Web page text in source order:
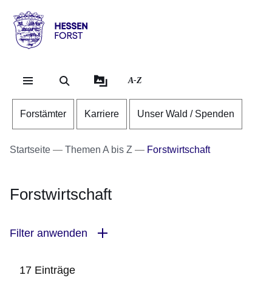
Hessen
Forst
A-Z
Forstämter Karriere Unser Wald / Spenden
Startseite Themen A bis Z Forstwirtschaft
Forstwirtschaft
Filter anwenden
17 Einträge